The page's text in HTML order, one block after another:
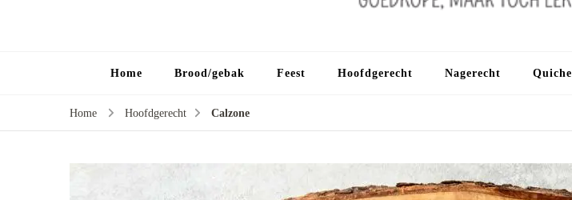
Home Brood/gebak Feest Hoofdgerecht Nagerecht Quiche
Home Hoofdgerecht Calzone